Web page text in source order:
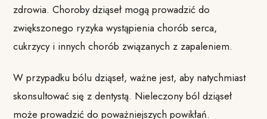
zdrowia. Choroby dziąseł mogą prowadzić do
zwiększonego ryzyka wystąpienia chorób serca,
cukrzycy i innych chorób związanych z zapaleniem.
W przypadku bólu dziąseł, ważne jest, aby natychmiast
skonsultować się z dentystą. Nieleczony ból dziąseł
może prowadzić do poważniejszych powikłań.